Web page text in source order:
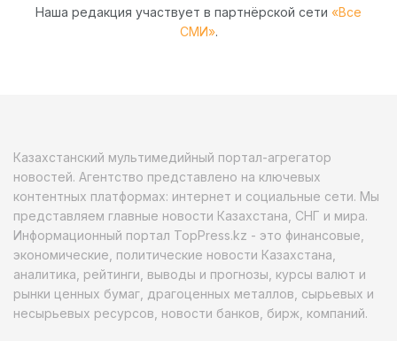
Наша редакция участвует в партнёрской сети «Все
СМИ».
Казахстанский мультимедийный портал-агрегатор
новостей. Агентство представлено на ключевых
контентных платформах: интернет и социальные сети. Мы
представляем главные новости Казахстана, СНГ и мира.
Информационный портал TopPress.kz - это финансовые,
экономические, политические новости Казахстана,
аналитика, рейтинги, выводы и прогнозы, курсы валют и
рынки ценных бумаг, драгоценных металлов, сырьевых и
несырьевых ресурсов, новости банков, бирж, компаний.